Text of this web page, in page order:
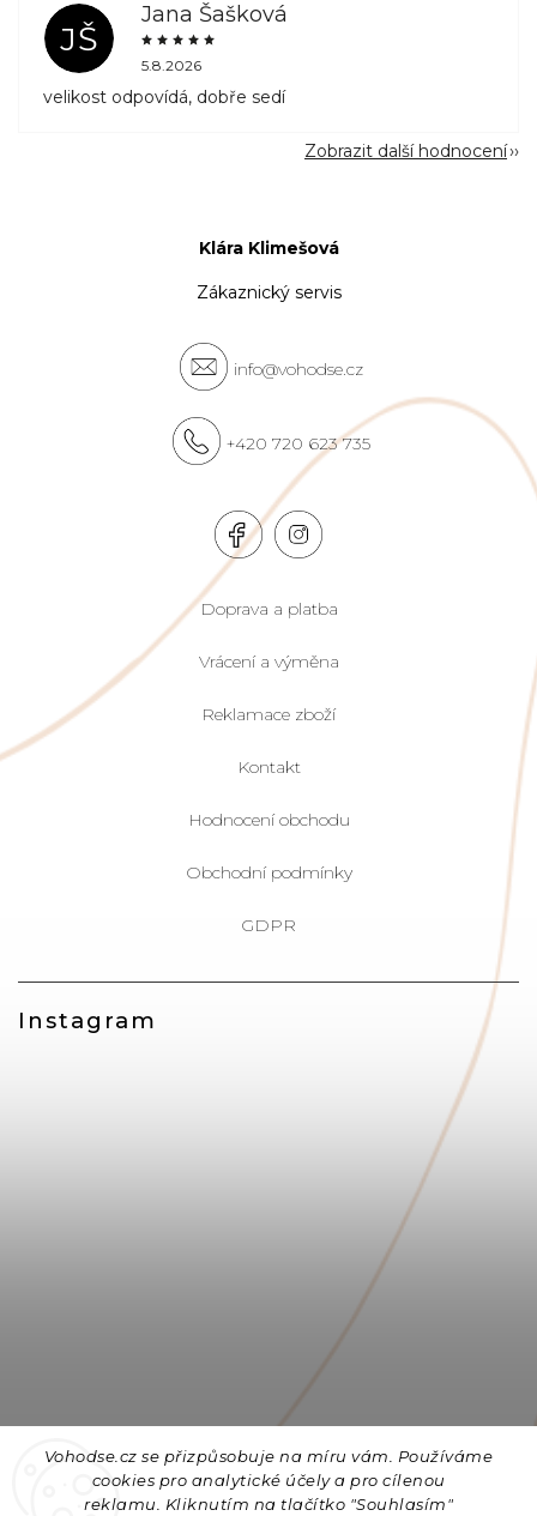
Vohodse.cz se přizpůsobuje na míru vám. Používáme
cookies pro analytické účely a pro cílenou
reklamu. Kliknutím na tlačítko "Souhlasím"
JŠ
Jana Šašková
5.8.2026
velikost odpovídá, dobře sedí
Zobrazit další hodnocení
Instagram
Klára Klimešová
Zákaznický servis
info@vohodse.cz
+420 720 623 735
Doprava a platba
Vrácení a výměna
Reklamace zboží
Kontakt
Hodnocení obchodu
Obchodní podmínky
GDPR